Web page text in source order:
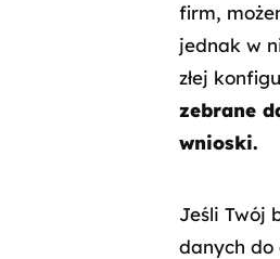
firm,
jednak w
złej
zebrane
wnioski.
Jeśli Twój
danych do